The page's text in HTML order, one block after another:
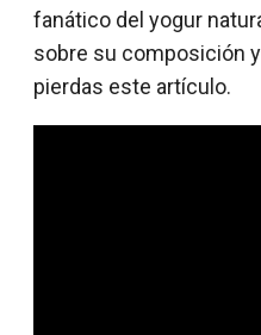
fanático del yogur
sobre su composición
pierdas este artículo.